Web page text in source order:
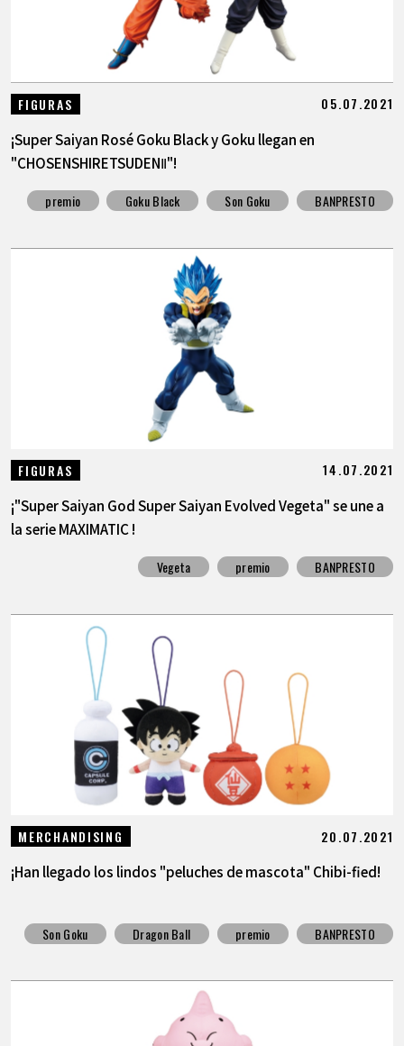
FIGURAS 05.07.2021
¡Super Saiyan Rosé Goku Black y Goku llegan en
"CHOSENSHIRETSUDENⅡ"!
premio Goku Black Son Goku BANPRESTO
FIGURAS 14.07.2021
¡"Super Saiyan God Super Saiyan Evolved Vegeta" se une a
la serie MAXIMATIC !
Vegeta premio BANPRESTO
MERCHANDISING 20.07.2021
¡Han llegado los lindos "peluches de mascota" Chibi-fied!
Son Goku Dragon Ball premio BANPRESTO